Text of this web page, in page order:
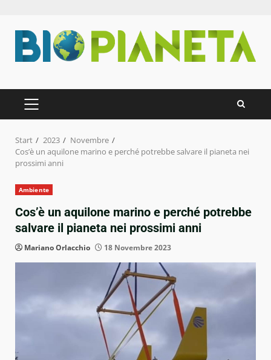
Inhalt
springen
PRIMÄRES
MENÜ
Start 2023
Novembre
Cos’è un aquilone marino e perché potrebbe salvare il pianeta nei
prossimi anni
Ambiente
Cos’è un aquilone marino e perché potrebbe
salvare il pianeta nei prossimi anni
Mariano Orlacchio 18 Novembre 2023